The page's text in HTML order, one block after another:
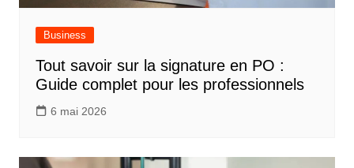
Business
Tout savoir sur la signature en PO :
Guide complet pour les professionnels
6 mai 2026